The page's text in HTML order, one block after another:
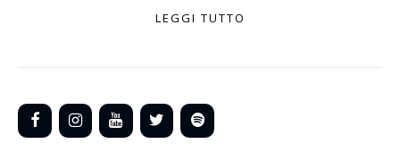
LEGGI TUTTO